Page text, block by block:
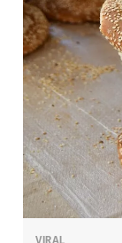
VIRAL